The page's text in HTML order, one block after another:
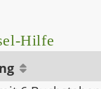
Hilfe